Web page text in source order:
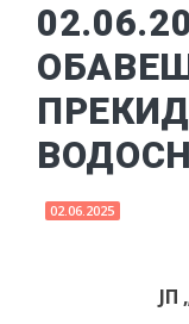
02.06.2025